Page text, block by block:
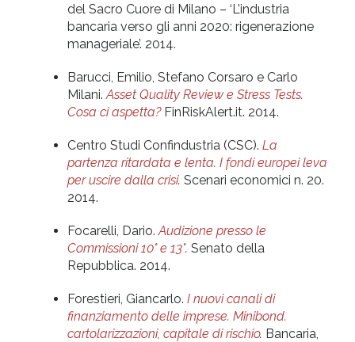
del Sacro Cuore di Milano – ‘L’industria
bancaria verso gli anni 2020: rigenerazione
manageriale’. 2014.
Barucci, Emilio, Stefano Corsaro e Carlo
Milani. Asset Quality Review e Stress Tests.
Cosa ci aspetta? FinRiskAlert.it. 2014.
Centro Studi Confindustria (CSC). La
partenza ritardata e lenta. I fondi europei leva
per uscire dalla crisi. Scenari economici n. 20.
2014.
Focarelli, Dario. Audizione presso le
Commissioni 10° e 13°. Senato della
Repubblica. 2014.
Forestieri, Giancarlo. I nuovi canali di
finanziamento delle imprese. Minibond.
cartolarizzazioni, capitale di rischio. Bancaria,